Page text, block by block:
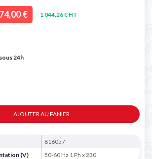
€ 1 044,26 € HT
24h
AJOUTER AU PANIER
816057
(V)
50-60 Hz 1 Ph x 230